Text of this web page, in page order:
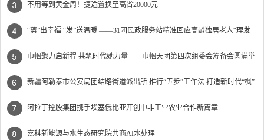
不用等到黄金周！捷途置换至高省20000元
“剪”出幸福 “发”送温暖 ——31团民政服务站精准回应高龄独居老人“理发
难”
巾帼聚力启新程 共筑时代她力量——巾帼天团第四次组委会筹备会圆满举
办
新疆阿勒泰市公安局团结路街道派出所:推行“五步”工作法 打造新时代“枫”
景线
阿拉丁控股集团携手埃塞俄比亚开创中非工业农业合作新篇章
嘉科新能源与水生态研究院共商AI水处理